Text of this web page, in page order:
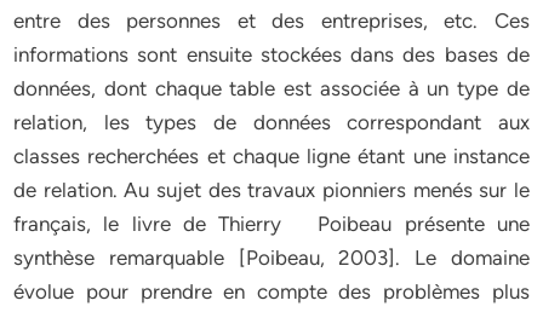
entre des personnes et des entreprises, etc. Ces
informations sont ensuite stockées dans des bases de
données, dont chaque table est associée à un type de
relation, les types de données correspondant aux
classes recherchées et chaque ligne étant une instance
de relation. Au sujet des travaux pionniers menés sur le
français, le livre de Thierry Poibeau présente une
synthèse remarquable [Poibeau, 2003]. Le domaine
évolue pour prendre en compte des problèmes plus